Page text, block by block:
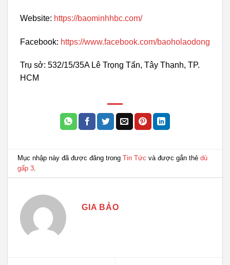
Website: https://baominhhbc.com/
Facebook: https://www.facebook.com/baoholaodong
Trụ sở: 532/15/35A Lê Trọng Tấn, Tây Thạnh, TP.
HCM
Mục nhập này đã được đăng trongTin Tức và được gắn thẻdù
gấp 3
GIA BẢO